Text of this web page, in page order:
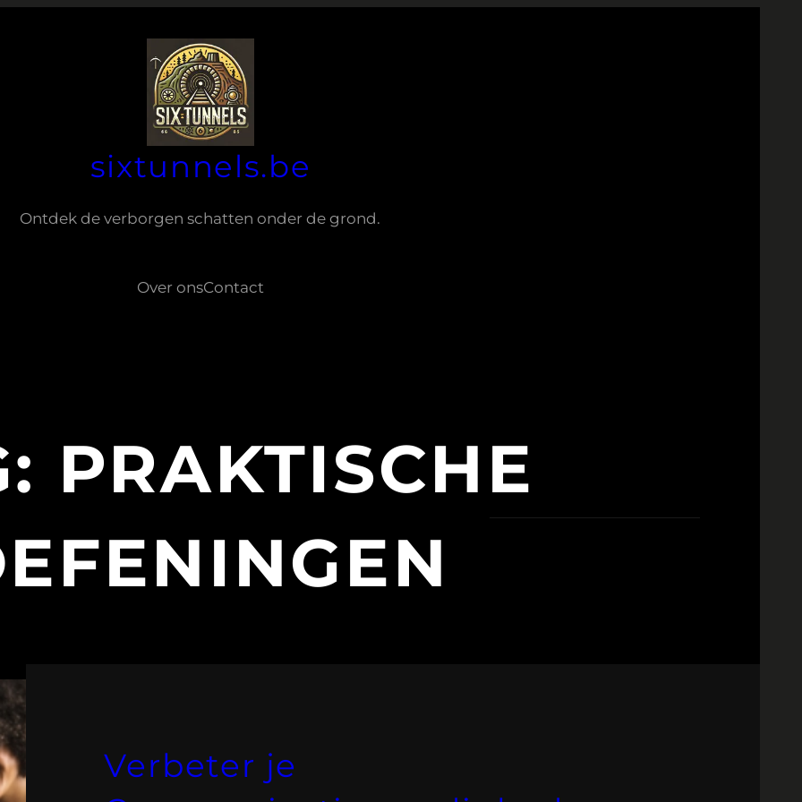
sixtunnels.be
Ontdek de verborgen schatten onder de grond.
Over onsContact
PRAKTISCHE
Verbeter je